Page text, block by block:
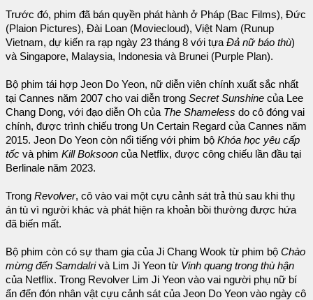
Trước đó, phim đã bán quyền phát hành ở Pháp (Bac Films), Đức
(Plaion Pictures), Đài Loan (Moviecloud), Việt Nam (Runup
Vietnam, dự kiến ra rạp ngày 23 tháng 8 với tựa Đả nữ báo thù)
và Singapore, Malaysia, Indonesia và Brunei (Purple Plan).
Bộ phim tái hợp Jeon Do Yeon, nữ diễn viên chính xuất sắc nhất
tại Cannes năm 2007 cho vai diễn trong Secret Sunshine của Lee
Chang Dong, với đạo diễn Oh của The Shameless do cô đóng vai
chính, được trình chiếu trong Un Certain Regard của Cannes năm
2015. Jeon Do Yeon còn nổi tiếng với phim bộ Khóa học yêu cấp
tốc và phim Kill Boksoon của Netflix, được công chiếu lần đầu tại
Berlinale năm 2023.
Trong Revolver, cô vào vai một cựu cảnh sát trả thù sau khi thụ
án tù vì người khác và phát hiện ra khoản bồi thường được hứa
đã biến mất.
Bộ phim còn có sự tham gia của Ji Chang Wook từ phim bộ Chào
mừng đến Samdalrivà Lim Ji Yeon từ Vinh quang trong thù hận
của Netflix. Trong Revolver Lim Ji Yeon vào vai người phụ nữ bí
ẩn đến đón nhân vật cựu cảnh sát của Jeon Do Yeon vào ngày cô